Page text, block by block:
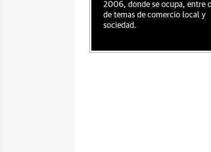
2006, donde se ocupa, entre
de temas de comercio local y
sociedad.